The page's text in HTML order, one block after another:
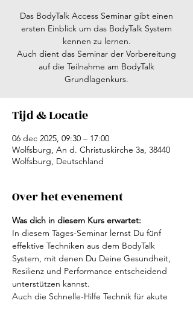
Das BodyTalk Access Seminar gibt einen
ersten Einblick um das BodyTalk System
kennen zu lernen.
Auch dient das Seminar der Vorbereitung
auf die Teilnahme am BodyTalk
Grundlagenkurs.
Tijd & Locatie
06 dec 2025, 09:30 – 17:00
Wolfsburg, An d. Christuskirche 3a, 38440
Wolfsburg, Deutschland
Over het evenement
Was dich in diesem Kurs erwartet:
In diesem Tages-Seminar lernst Du fünf
effektive Techniken aus dem BodyTalk
System, mit denen Du Deine Gesundheit,
Resilienz und Performance entscheidend
unterstützen kannst.
Auch die Schnelle-Hilfe Technik für akute